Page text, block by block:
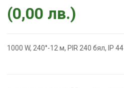
(0,00 лв.)
1000 W, 240°-12 м, PIR 240 бял, IP 44